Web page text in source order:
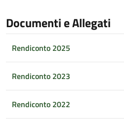
Documenti e Allegati
Rendiconto 2025
Rendiconto 2023
Rendiconto 2022